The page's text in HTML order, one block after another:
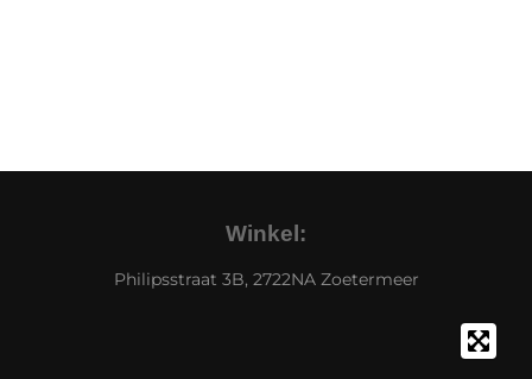
Winkel:
Philipsstraat 3B, 2722NA Zoetermeer